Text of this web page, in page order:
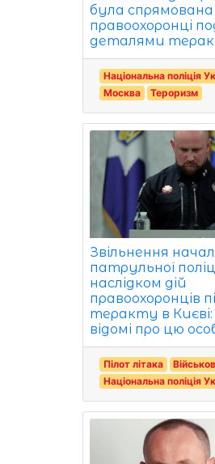
була спрямована
правоохоронці
деталями
Національна поліція
Москва
Тероризм
Звільнення
патрульної
наслідком дій
правоохоронців
теракту в
відомі про цю
Пілот літака
Національна поліція